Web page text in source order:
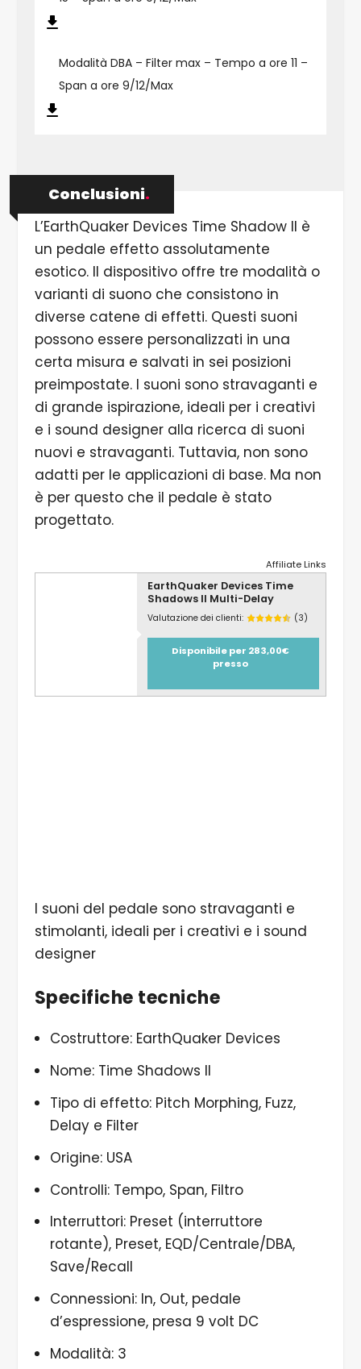
Modalità DBA – Filter max – Tempo a ore 11 –
Span a ore 9/12/Max
Conclusioni.
L’EarthQuaker Devices Time Shadow II è
un pedale effetto assolutamente
esotico. Il dispositivo offre tre modalità o
varianti di suono che consistono in
diverse catene di effetti. Questi suoni
possono essere personalizzati in una
certa misura e salvati in sei posizioni
preimpostate. I suoni sono stravaganti e
di grande ispirazione, ideali per i creativi
e i sound designer alla ricerca di suoni
nuovi e stravaganti. Tuttavia, non sono
adatti per le applicazioni di base. Ma non
è per questo che il pedale è stato
progettato.
Affiliate Links
EarthQuaker Devices Time
Shadows II Multi-Delay
Valutazione dei clienti: (3)
Disponibile per 283,00€
presso
I suoni del pedale sono stravaganti e
stimolanti, ideali per i creativi e i sound
designer
Specifiche tecniche
Costruttore: EarthQuaker Devices
Nome: Time Shadows II
Tipo di effetto: Pitch Morphing, Fuzz,
Delay e Filter
Origine: USA
Controlli: Tempo, Span, Filtro
Interruttori: Preset (interruttore
rotante), Preset, EQD/Centrale/DBA,
Save/Recall
Connessioni: In, Out, pedale
d’espressione, presa 9 volt DC
Modalità: 3